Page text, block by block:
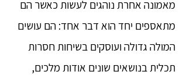
מאמונה אחרת נוהגים לעשות כאשר הם
מתאספים יחד הוא דבר אחד: הם עושים
המולה גדולה ועוסקים בשיחות חסרות
תכלית בנושאים שונים אודות מלכים,